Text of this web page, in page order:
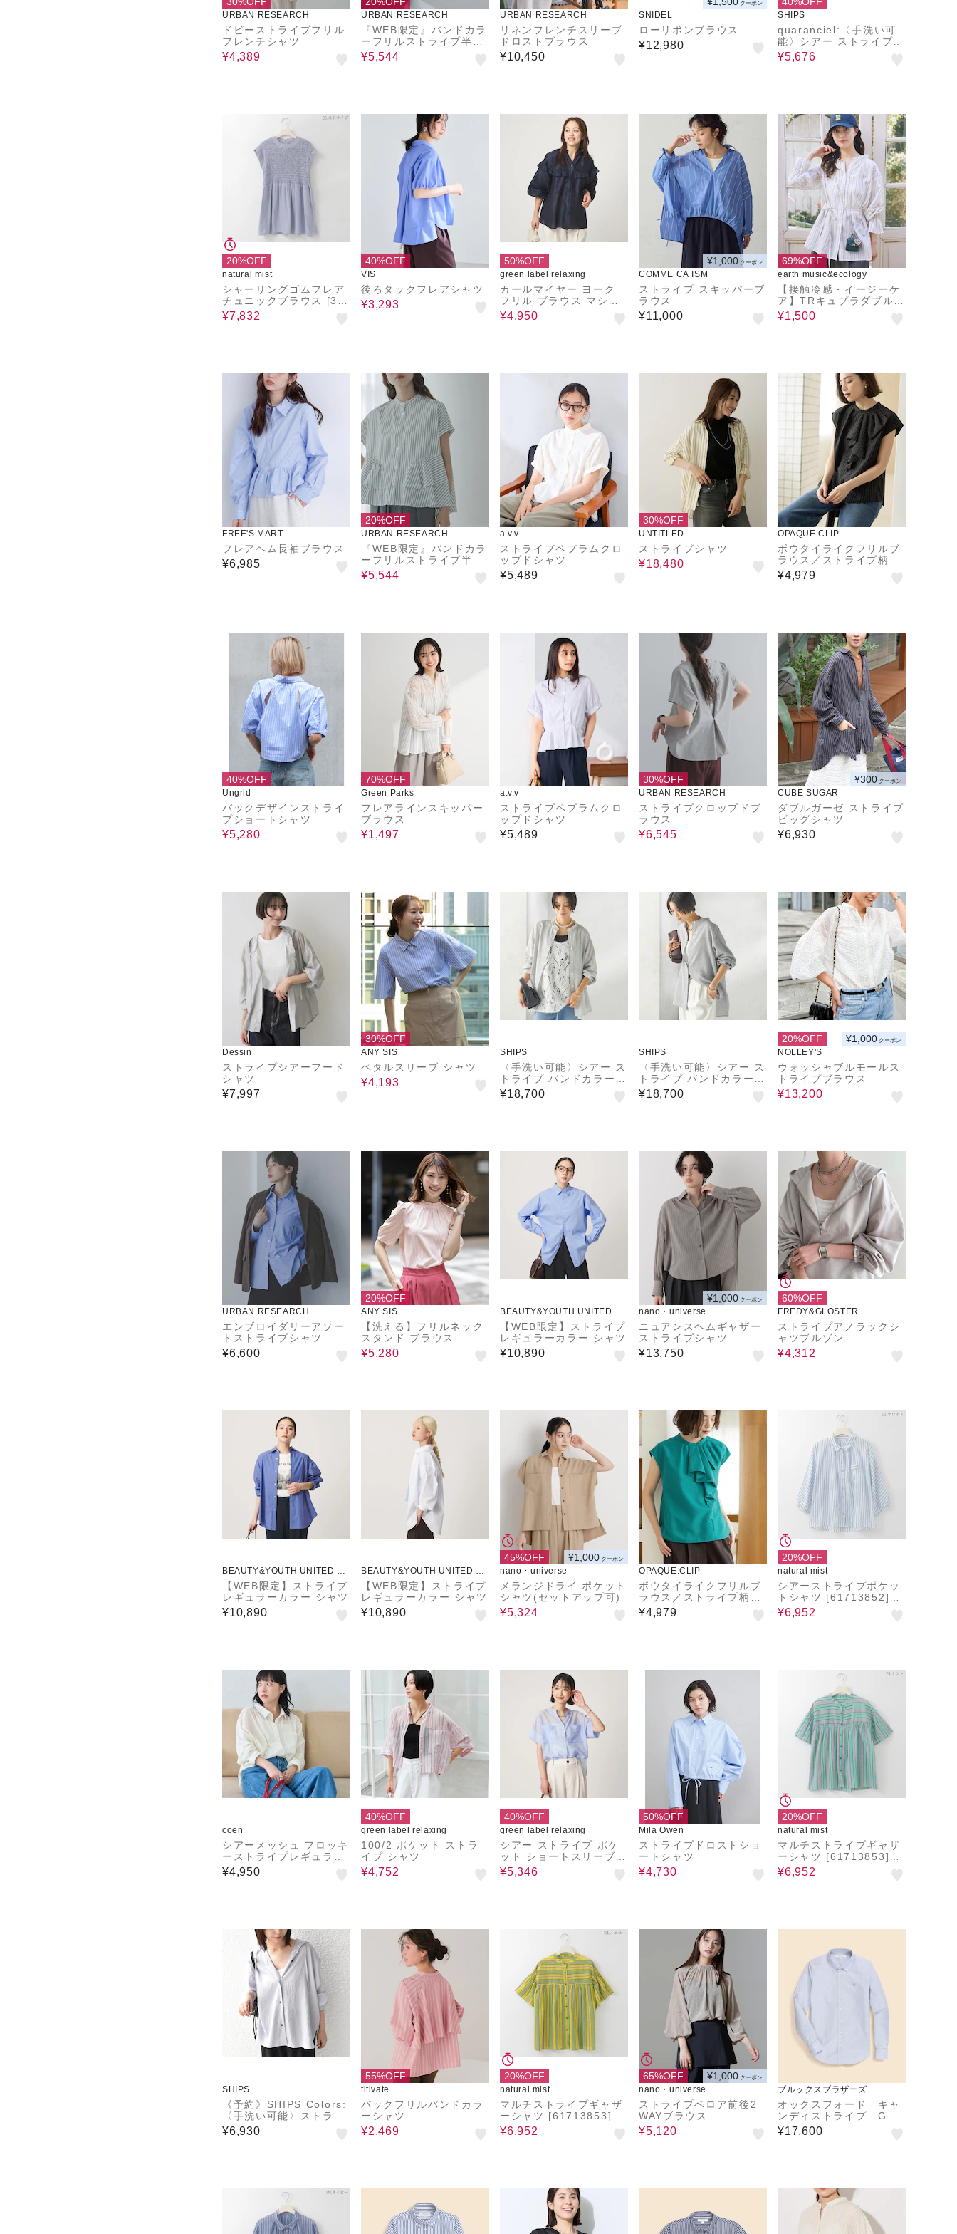
URBAN RESEARCH
ドビーストライプフリル
フレンチシャツ
¥4,389
URBAN RESEARCH
『WEB限定』バンドカラ
ーフリルストライプ半袖
シャツ
¥5,544
URBAN RESEARCH
リネンフレンチスリーブ
ドロストブラウス
¥10,450
クーポン
SNIDEL
ローリボンブラウス
¥12,980
SHIPS
quaranciel:〈手洗い可
能〉シアー ストライプ
ボーダー ビッグ シャツ
¥5,676
20%OFF
natural mist
シャーリングゴムフレア
チュニックブラウス [30
113689]natural mist
¥7,832
40%OFF
VIS
後ろタックフレアシャツ
¥3,293
50%OFF
green label relaxing
カールマイヤー ヨーク
フリル ブラウス マシン
ウォッシャブル 通気性
¥4,950
¥1,000 クーポン
COMME CA ISM
ストライプ スキッパーブ
ラウス
¥11,000
69%OFF
earth music&ecology
【接触冷感・イージーケ
ア】TRキュプラダブルボ
タンフリルシャツ
¥1,500
FREE'S MART
フレアヘム長袖ブラウス
¥6,985
20%OFF
URBAN RESEARCH
『WEB限定』バンドカラ
ーフリルストライプ半袖
シャツ
¥5,544
a.v.v
ストライプペプラムクロ
ップドシャツ
¥5,489
30%OFF
UNTITLED
ストライプシャツ
¥18,480
OPAQUE.CLIP
ボウタイライクフリルブ
ラウス／ストライプ柄ア
ソート【洗濯機OK】
¥4,979
40%OFF
Ungrid
バックデザインストライ
プショートシャツ
¥5,280
70%OFF
Green Parks
フレアラインスキッパー
ブラウス
¥1,497
a.v.v
ストライプペプラムクロ
ップドシャツ
¥5,489
30%OFF
URBAN RESEARCH
ストライプクロップドブ
ラウス
¥6,545
¥300 クーポン
CUBE SUGAR
ダブルガーゼ ストライプ
ビッグシャツ
¥6,930
Dessin
ストライプシアーフード
シャツ
¥7,997
30%OFF
ANY SIS
ペタルスリーブ シャツ
¥4,193
SHIPS
〈手洗い可能〉シアー ス
トライプ バンドカラー
シャツ
¥18,700
SHIPS
〈手洗い可能〉シアー ス
トライプ バンドカラー
シャツ
¥18,700
20%OFF ¥1,000 クーポン
NOLLEY'S
ウォッシャブルモールス
トライプブラウス
¥13,200
URBAN RESEARCH
エンブロイダリーアソー
トストライプシャツ
¥6,600
20%OFF
ANY SIS
【洗える】フリルネック
スタンド ブラウス
¥5,280
BEAUTY&YOUTH UNITED AR
ROWS
【WEB限定】ストライプ
レギュラーカラー シャツ
¥10,890
¥1,000 クーポン
nano・universe
ニュアンスヘムギャザー
ストライプシャツ
¥13,750
60%OFF
FREDY&GLOSTER
ストライプアノラックシ
ャツブルゾン
¥4,312
BEAUTY&YOUTH UNITED AR
ROWS
【WEB限定】ストライプ
レギュラーカラー シャツ
¥10,890
BEAUTY&YOUTH UNITED AR
ROWS
【WEB限定】ストライプ
レギュラーカラー シャツ
¥10,890
45%OFF ¥1,000 クーポン
nano・universe
メランジドライ ポケット
シャツ(セットアップ可)
¥5,324
OPAQUE.CLIP
ボウタイライクフリルブ
ラウス／ストライプ柄ア
ソート【洗濯機OK】
¥4,979
20%OFF
natural mist
シアーストライプポケッ
トシャツ [61713852]na
tural mist
¥6,952
coen
シアーメッシュ フロッキ
ーストライプレギュラー
カラーシャツ
¥4,950
40%OFF
green label relaxing
100/2 ポケット ストラ
イプ シャツ
¥4,752
40%OFF
green label relaxing
シアー ストライプ ポケ
ット ショートスリーブ
ブラウス
¥5,346
50%OFF
Mila Owen
ストライプドロストショ
ートシャツ
¥4,730
20%OFF
natural mist
マルチストライプギャザ
ーシャツ [61713853]na
tural mist
¥6,952
SHIPS
《予約》SHIPS Colors:
〈手洗い可能〉ストライ
プ フード シャツ◆
¥6,930
55%OFF
titivate
バックフリルバンドカラ
ーシャツ
¥2,469
20%OFF
natural mist
マルチストライプギャザ
ーシャツ [61713853]na
tural mist
¥6,952
65%OFF ¥1,000 クーポン
nano・universe
ストライプベロア前後2
WAYブラウス
¥5,120
ブルックスブラザーズ
オックスフォード キャ
ンディストライプ GF
ロゴ ボタンダウンシャ
ツ Classic Fit
¥17,600